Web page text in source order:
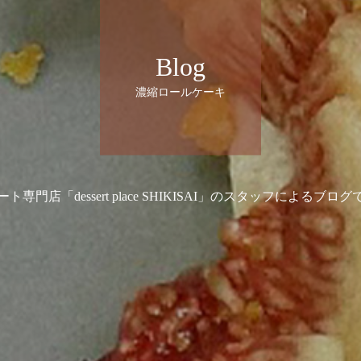
Blog
濃縮ロールケーキ
ト専門店「dessert place SHIKISAI」のスタッフによるブログ